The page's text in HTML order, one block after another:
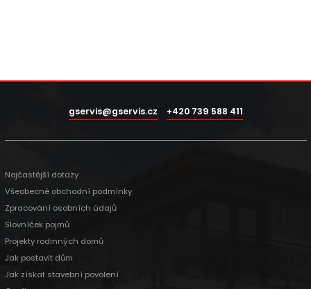
gservis@gservis.cz +420 739 588 411
Nejčastější dotazy
Všeobecné obchodní podmínky
Zpracování osobních údajů
Slovníček pojmů
Projekty rodinných domů
Jak postavit dům
Jak získat stavební povolení